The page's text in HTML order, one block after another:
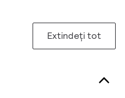
Extindeți tot